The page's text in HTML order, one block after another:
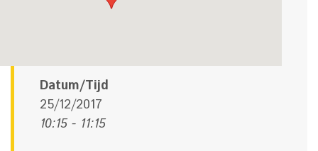
Datum/Tijd
25/12/2017
10:15 - 11:15